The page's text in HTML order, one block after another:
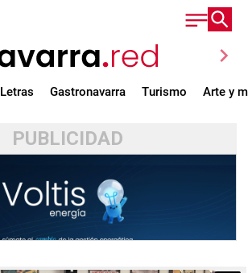
chevron_right
Letras Gastronavarra Turismo Arte y
PUBLICIDAD